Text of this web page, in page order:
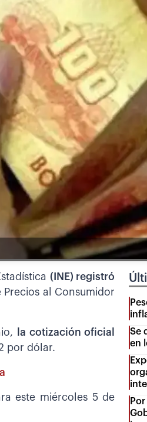
(INE) registró
al Consumidor
la cotización oficial
por dólar.
este miércoles 5 de
Se
en